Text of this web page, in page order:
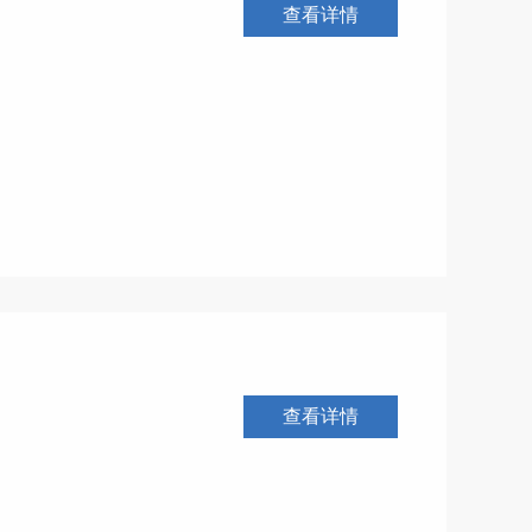
查看详情
查看详情